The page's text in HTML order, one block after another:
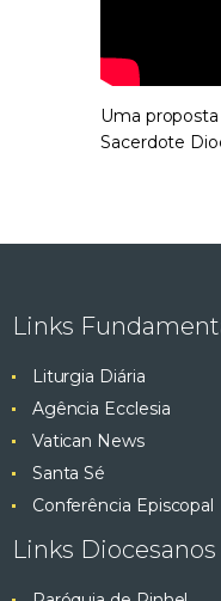
Uma
Sacerdote
Links
Liturgia Diária
Agência Ecclesia
Vatican News
Santa Sé
Conferência Episcopal
Links Diocesanos